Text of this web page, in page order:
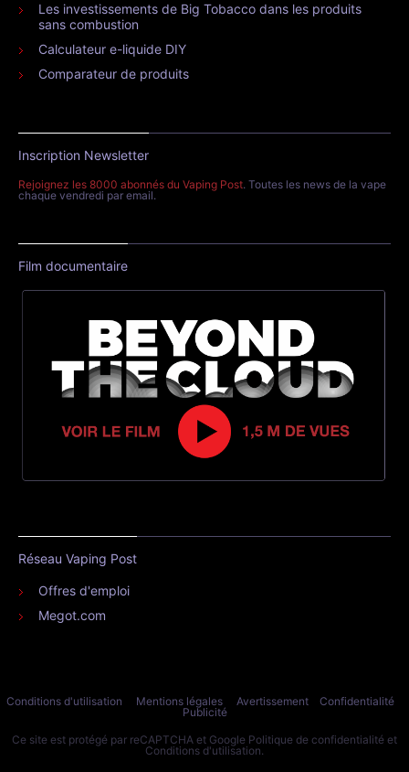
Les investissements de Big Tobacco dans les produits
sans combustion
Calculateur e-liquide DIY
Comparateur de produits
Inscription Newsletter
Rejoignez les 8000 abonnés du Vaping Post. Toutes les news de la vape
chaque vendredi par email.
Film documentaire
Réseau Vaping Post
Offres d'emploi
Megot.com
Conditions d'utilisation Mentions légales Avertissement
Confidentialité
Publicité
Ce site est protégé par reCAPTCHA et Google Politique de confidentialité et
Conditions d'utilisation.